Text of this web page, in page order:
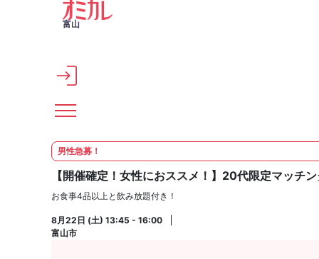
メインコンテンツへスキップ
富山
男性急募！
【開催確定！女性におススメ！】20代限定マッチ
お食事4品以上と飲み放題付き！
8月22日 (土) 13:45 - 16:00
富山市